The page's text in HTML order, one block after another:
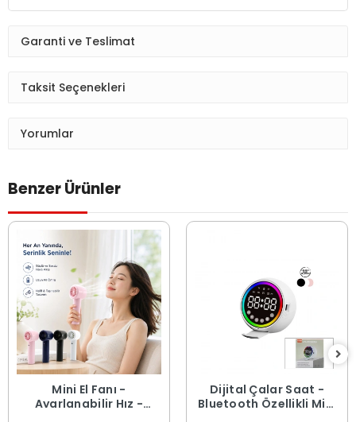
Garanti ve Teslimat
Taksit Seçenekleri
Yorumlar
Benzer Ürünler
Mini El Fanı -
Ayarlanabilir Hız -
Dijital Çalar Saat -
Bluetooth Özellikli Mini